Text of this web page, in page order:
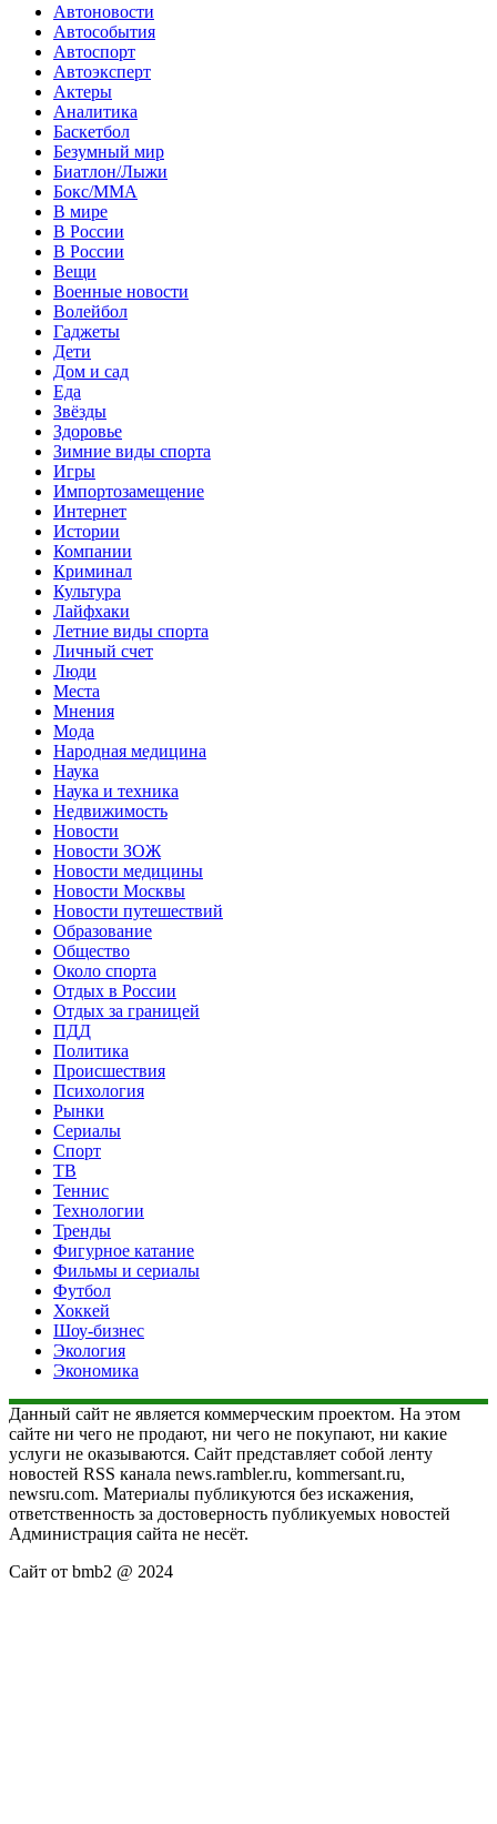
Автоновости
Автособытия
Автоспорт
Автоэксперт
Актеры
Аналитика
Баскетбол
Безумный мир
Биатлон/Лыжи
Бокс/MMA
В мире
В России
В России
Вещи
Военные новости
Волейбол
Гаджеты
Дети
Дом и сад
Еда
Звёзды
Здоровье
Зимние виды спорта
Игры
Импортозамещение
Интернет
Истории
Компании
Криминал
Культура
Лайфхаки
Летние виды спорта
Личный счет
Люди
Места
Мнения
Мода
Народная медицина
Наука
Наука и техника
Недвижимость
Новости
Новости ЗОЖ
Новости медицины
Новости Москвы
Новости путешествий
Образование
Общество
Около спорта
Отдых в России
Отдых за границей
ПДД
Политика
Происшествия
Психология
Рынки
Сериалы
Спорт
ТВ
Теннис
Технологии
Тренды
Фигурное катание
Фильмы и сериалы
Футбол
Хоккей
Шоу-бизнес
Экология
Экономика
Данный сайт не является коммерческим проектом. На этом
сайте ни чего не продают, ни чего не покупают, ни какие
услуги не оказываются. Сайт представляет собой ленту
новостей RSS канала news.rambler.ru, kommersant.ru,
newsru.com. Материалы публикуются без искажения,
ответственность за достоверность публикуемых новостей
Администрация сайта не несёт.
Сайт от bmb2 @ 2024